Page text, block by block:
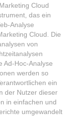
Cloud
das ein
Analyse
Cloud. Die
von
Ad-Hoc-Analyse
werden so
ein
der Nutzer dieser
in einfachen und
umgewandelt